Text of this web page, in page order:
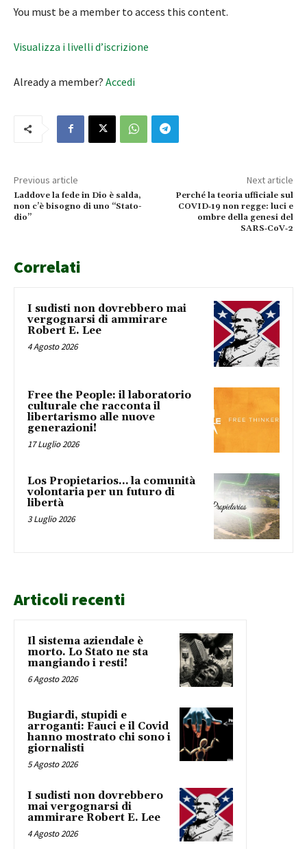
You must be a member to access this content.
Visualizza i livelli d’iscrizione
Already a member? Accedi
Previous article
Laddove la fede in Dio è salda,
non c’è bisogno di uno “Stato-
dio”
Next article
Perché la teoria ufficiale sul
COVID‑19 non regge: luci e
ombre della genesi del
SARS‑CoV‑2
Correlati
I sudisti non dovrebbero mai
vergognarsi di ammirare
Robert E. Lee
4 Agosto 2026
Free the People: il laboratorio
culturale che racconta il
libertarismo alle nuove
generazioni!
17 Luglio 2026
Los Propietarios… la comunità
volontaria per un futuro di
libertà
3 Luglio 2026
Articoli recenti
Il sistema aziendale è
morto. Lo Stato ne sta
mangiando i resti!
6 Agosto 2026
Bugiardi, stupidi e
arroganti: Fauci e il Covid
hanno mostrato chi sono i
giornalisti
5 Agosto 2026
I sudisti non dovrebbero
mai vergognarsi di
ammirare Robert E. Lee
4 Agosto 2026